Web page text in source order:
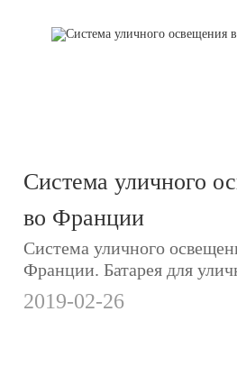
Система уличного
во Франции
Система уличного
Франции. Батарея для
освещения.
2019-02-26